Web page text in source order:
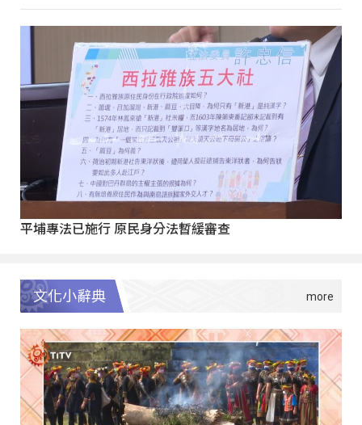
平埔專法已施行 原民身分法暫緩審查
文化小辭典